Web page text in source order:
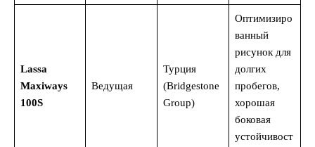
Lassa
Maxiways
100S
Ведущая
Турция
(Bridgestone
Group)
Оптимизиро
ванный
рисунок для
долгих
пробегов,
хорошая
боковая
устойчивост